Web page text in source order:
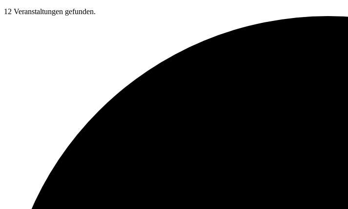
12 Veranstaltungen gefunden.